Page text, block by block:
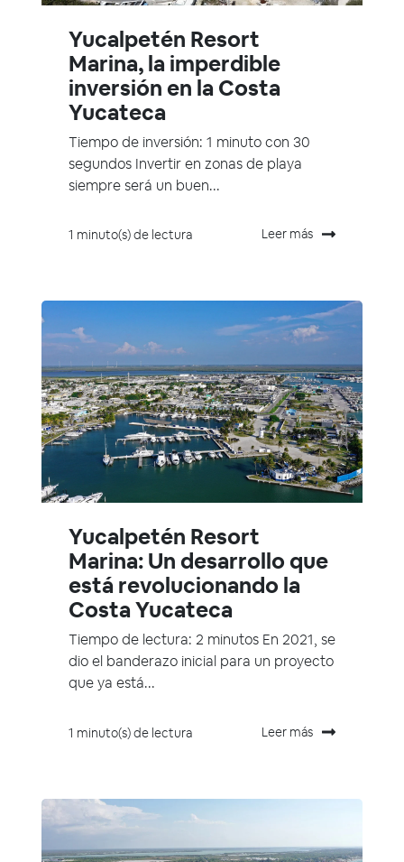
Yucalpetén Resort
Marina, la imperdible
inversión en la Costa
Yucateca
Tiempo de inversión: 1 minuto con 30
segundos Invertir en zonas de playa
siempre será un buen...
1 minuto(s) de lectura Leer más
Yucalpetén Resort
Marina: Un desarrollo que
está revolucionando la
Costa Yucateca
Tiempo de lectura: 2 minutos En 2021, se
dio el banderazo inicial para un proyecto
que ya está...
1 minuto(s) de lectura Leer más